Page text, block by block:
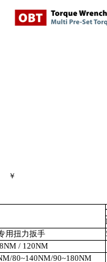
￥
用扭力扳手
/ 120NM
80~140NM/90~180NM